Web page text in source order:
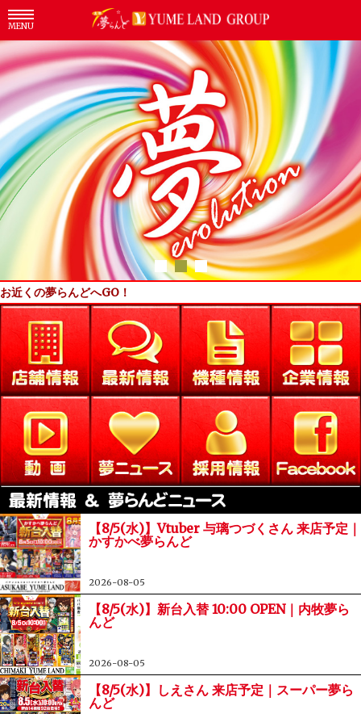
MENU
お近くの夢らんどへGO！
2026-08-05
【8/5(水)】Vtuber 与璃つづくさん 来店予定｜
かすかべ夢らんど
2026-08-05
【8/5(水)】新台入替 10:00 OPEN｜内牧夢ら
んど
【8/5(水)】しえさん 来店予定｜スーパー夢ら
んど